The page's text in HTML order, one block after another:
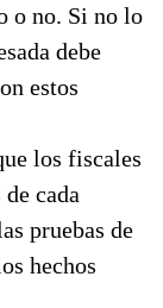
o no. Si no lo
debe
estos
los fiscales
cada
pruebas de
hechos